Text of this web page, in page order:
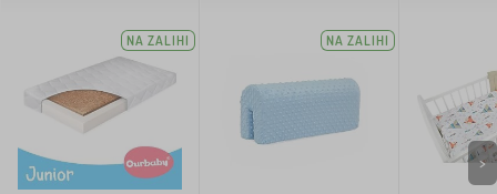
NA ZALIHI NA ZALIHI
>